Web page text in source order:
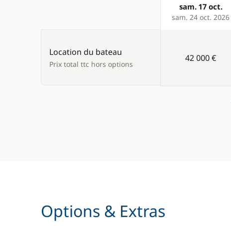
Grille pain
Machine à
Products
sam. 17 oct.
sam. 24 oct. 2026
Location du bateau
Prix total ttc hors options
42 000 €
Options & Extras